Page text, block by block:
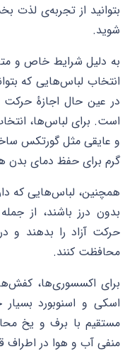
بتوانید از تجربه‌ی لذت
شوید.
به دلیل شرایط خاص و
انتخاب لباس‌هایی که
در عین حال اجازهٔ حرکت
است. برای لباس‌ها،
و عایقی مثل گورتکس
گرم برای حفظ دمای بدن
همچنین، لباس‌هایی که
بدون درز باشند، از
حرکت آزاد را بدهند و
محافظت کنند.
برای اکسسوری‌ها،
اسکی و اسنوبورد بسیار
مستقیم با برف و یخ
منفی آب و هوا در